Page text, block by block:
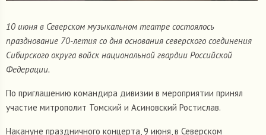
10 июня в Северском музыкальном театре состоялось
празднование 70-летия со дня основания северского соединения
Сибирского округа войск национальной гвардии Российской
Федерации.
По приглашению командира дивизии в мероприятии принял
участие митрополит Томский и Асиновский Ростислав.
Накануне праздничного концерта, 9 июня, в Северском